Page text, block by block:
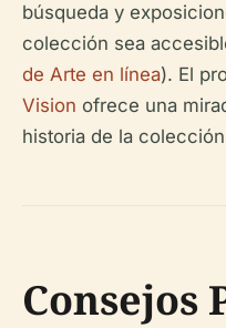
búsqueda y
colección sea
de Arte en línea). El
Vision ofrece una
historia de la
Consejos